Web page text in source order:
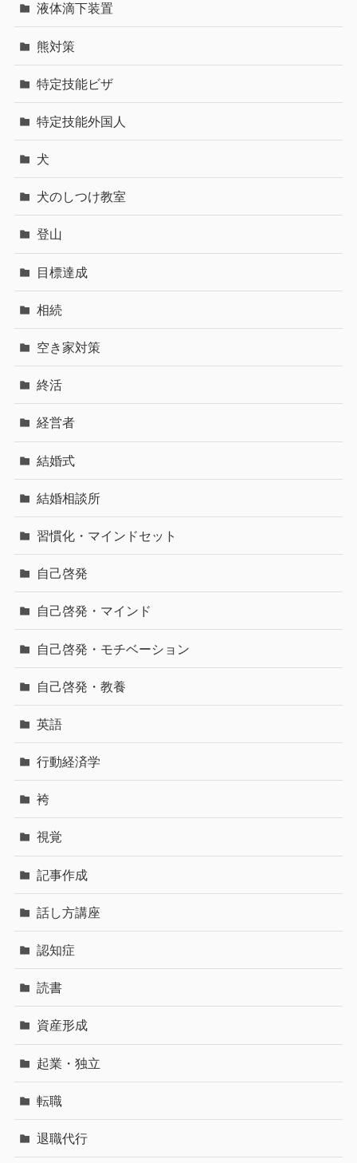
液体滴下装置
熊対策
特定技能ビザ
特定技能外国人
犬
犬のしつけ教室
登山
目標達成
相続
空き家対策
終活
経営者
結婚式
結婚相談所
習慣化・マインドセット
自己啓発
自己啓発・マインド
自己啓発・モチベーション
自己啓発・教養
英語
行動経済学
袴
視覚
記事作成
話し方講座
認知症
読書
資産形成
起業・独立
転職
退職代行